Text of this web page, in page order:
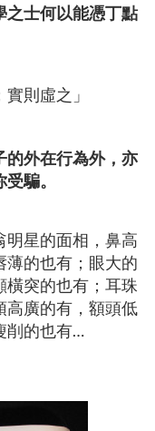
之士何以能憑丁點
則虛之」
的外在行為外， 亦
受騙。
明星的面相，鼻高
薄的也有；眼大的
橫突的也有；耳珠
高廣的有，額頭低
削的也有…